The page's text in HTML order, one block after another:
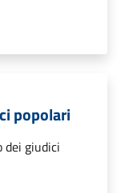
popolari
dei giudici